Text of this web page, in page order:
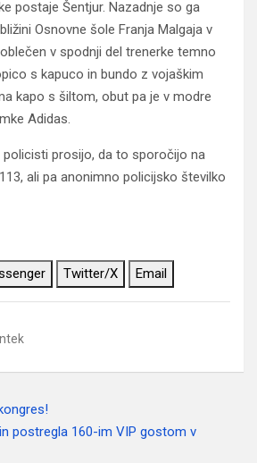
postaje Šentjur. Nazadnje so ga
Osnovne šole Franja Malgaja v
v spodnji del trenerke temno
s kapuco in bundo z vojaškim
kapo s šiltom, obut pa je v modre
Adidas.
policisti prosijo, da to sporočijo na
ali pa anonimno policijsko številko
Twitter/X Email
postregla 160-im VIP gostom v